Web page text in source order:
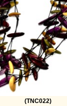
(TNC022)